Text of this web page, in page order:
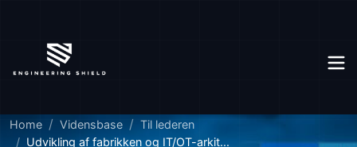
Home Vidensbase
Til lederen
Udvikling af fabrikken og IT/OT-arkit...